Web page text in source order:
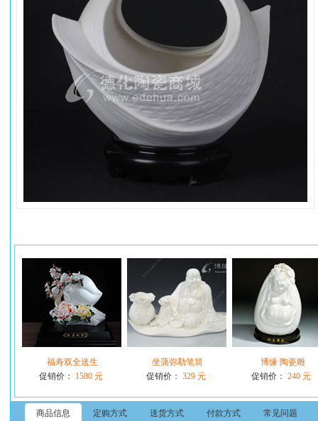
福寿双全送生
促销价：
1580 元
坐蒲弥勒笔筒
促销价： 329 元
博缘 陶瓷雕
促销价： 240 元
商品信息 定购方式 送货方式 付款方式 常见问题